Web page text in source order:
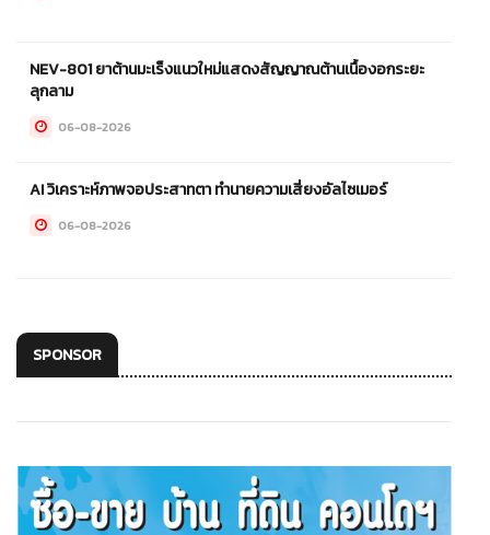
NEV-801 ยาต้านมะเร็งแนวใหม่แสดงสัญญาณต้านเนื้องอกระยะ
ลุกลาม
06-08-2026
AI วิเคราะห์ภาพจอประสาทตา ทำนายความเสี่ยงอัลไซเมอร์
06-08-2026
SPONSOR